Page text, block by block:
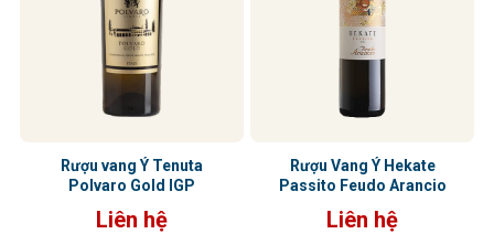
Rượu vang Ý Tenuta
Polvaro Gold IGP
Liên hệ
Rượu Vang Ý Hekate
Passito Feudo Arancio
Liên hệ